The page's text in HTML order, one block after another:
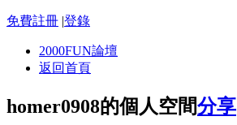
免費註冊 |登錄
2000FUN論壇
返回首頁
homer0908的個人空間分享